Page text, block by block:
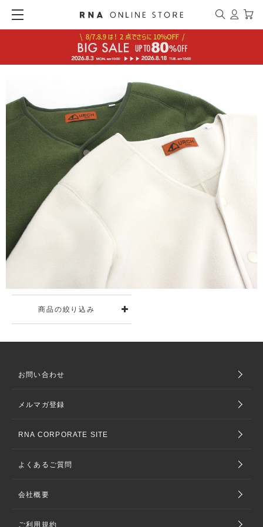
商品の絞り込み
お問い合わせ
メルマガ登録
RNA CORPORATE SITE
よくあるご質問
会社概要
ご利用規約